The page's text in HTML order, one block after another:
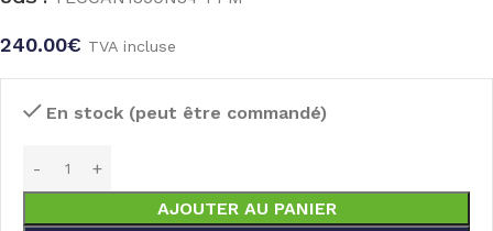
240.00€ TVA incluse
En stock (peut être commandé)
AJOUTER AU PANIER